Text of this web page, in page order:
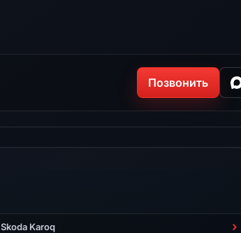
Позвонить
Skoda Karoq